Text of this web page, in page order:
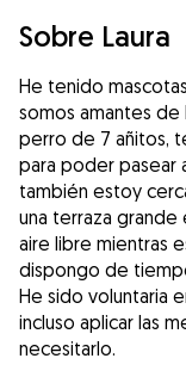
Sobre Laura
He tenido
somos amantes de
perro de 7 añitos,
para poder pasear
también estoy
una terraza
aire libre mientras
dispongo de
He sido voluntaria
incluso aplicar las
necesitarlo.